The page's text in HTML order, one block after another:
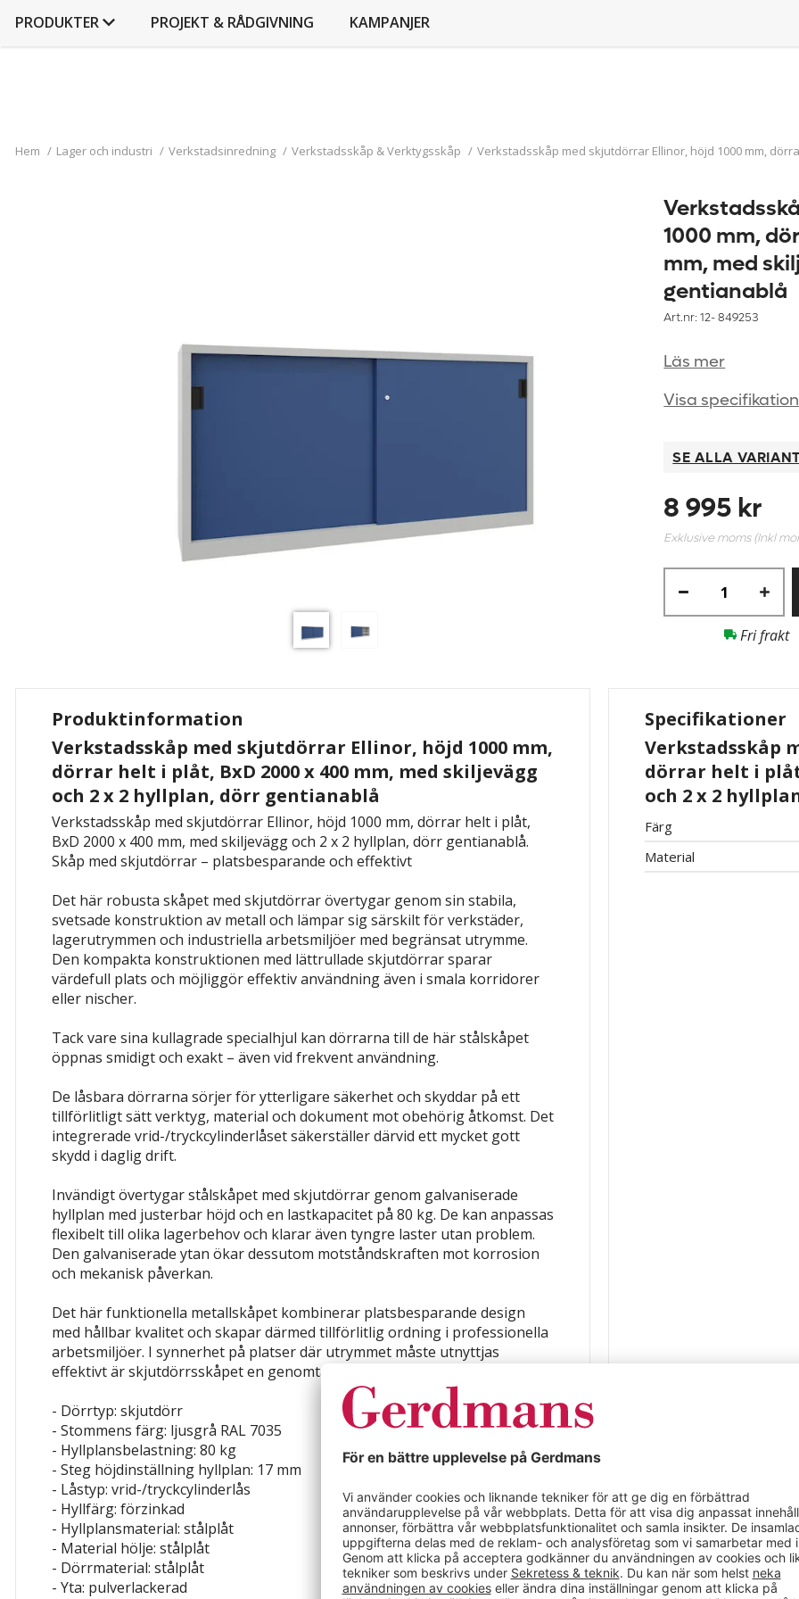
PRODUKTER PROJEKT & RÅDGIVNING KAMPANJER
Hem / Lager och industri / Verkstadsinredning / Verkstadsskåp & Verktygsskåp / Verkstadsskåp med skjutdörrar Ellinor, höjd 1000 mm,
1000 mm,
mm, med
gentianablå
Art.nr: 12-849253
Läs mer
Visa
SE ALLA
8 995 kr
Exklusive moms (Inkl
Fri frakt
Produktinformation
Verkstadsskåp med skjutdörrar Ellinor, höjd 1000 mm,
dörrar helt i plåt, BxD 2000 x 400 mm, med skiljevägg
och 2 x 2 hyllplan, dörr gentianablå
Verkstadsskåp med skjutdörrar Ellinor, höjd 1000 mm, dörrar helt i plåt,
BxD 2000 x 400 mm, med skiljevägg och 2 x 2 hyllplan, dörr gentianablå.
Skåp med skjutdörrar – platsbesparande och effektivt
Det här robusta skåpet med skjutdörrar övertygar genom sin stabila,
svetsade konstruktion av metall och lämpar sig särskilt för verkstäder,
lagerutrymmen och industriella arbetsmiljöer med begränsat utrymme.
Den kompakta konstruktionen med lättrullade skjutdörrar sparar
värdefull plats och möjliggör effektiv användning även i smala korridorer
eller nischer.
Tack vare sina kullagrade specialhjul kan dörrarna till de här stålskåpet
öppnas smidigt och exakt – även vid frekvent användning.
De låsbara dörrarna sörjer för ytterligare säkerhet och skyddar på ett
tillförlitligt sätt verktyg, material och dokument mot obehörig åtkomst. Det
integrerade vrid-/tryckcylinderlåset säkerställer därvid ett mycket gott
skydd i daglig drift.
Invändigt övertygar stålskåpet med skjutdörrar genom galvaniserade
hyllplan med justerbar höjd och en lastkapacitet på 80 kg. De kan anpassas
flexibelt till olika lagerbehov och klarar även tyngre laster utan problem.
Den galvaniserade ytan ökar dessutom motståndskraften mot korrosion
och mekanisk påverkan.
Det här funktionella metallskåpet kombinerar platsbesparande design
med hållbar kvalitet och skapar därmed tillförlitlig ordning i professionella
arbetsmiljöer. I synnerhet på platser där utrymmet måste utnyttjas
effektivt är skjutdörrsskåpet en genomtänkt och stabil lösning.
- Dörrtyp: skjutdörr
- Stommens färg: ljusgrå RAL 7035
- Hyllplansbelastning: 80 kg
- Steg höjdinställning hyllplan: 17 mm
- Låstyp: vrid-/tryckcylinderlås
- Hyllfärg: förzinkad
- Hyllplansmaterial: stålplåt
- Material hölje: stålplåt
- Dörrmaterial: stålplåt
- Yta: pulverlackerad
Specifikationer
Verkstadsskåp
dörrar helt i
och 2 x 2
Färg
Material